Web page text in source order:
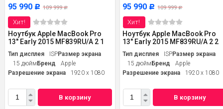
95 990 Р 109 999Р
Хит!
Ноутбук Apple MacBook Pro
13" Early 2015 MF839RU/A 2 1
Тип дисплея ISPРазмер экрана
15 дюймБренд
Apple
Разрешение экрана
1920 x 1080
В корзину
95 990 Р 109 999Р
Хит!
Ноутбук Apple MacBook Pro
13" Early 2015 MF839RU/A 2 2
Тип дисплея ISPРазмер экрана
15 дюймБренд
Apple
Разрешение экрана
1920 x 1080
В корзину